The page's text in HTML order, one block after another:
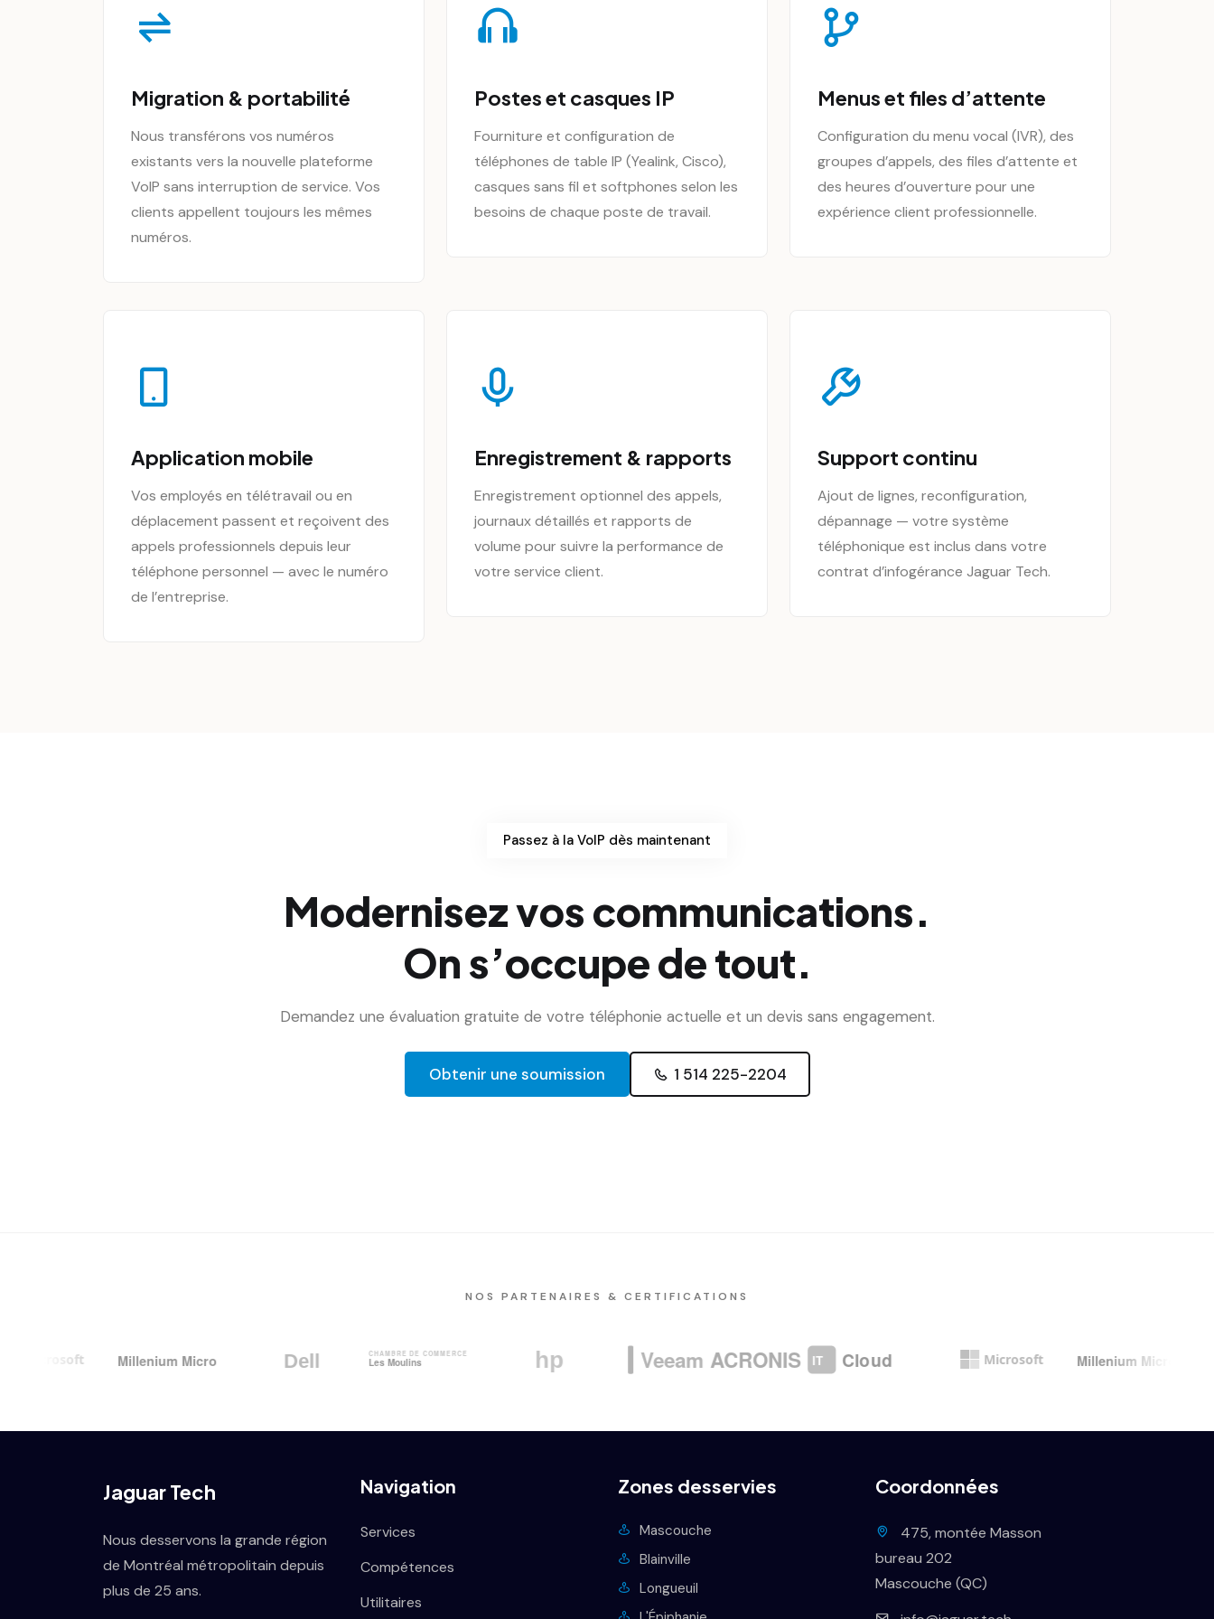
Migration & portabilité
Nous transférons vos numéros
existants vers la nouvelle plateforme
VoIP sans interruption de service. Vos
clients appellent toujours les mêmes
numéros.
Postes et casques IP
Fourniture et configuration de
téléphones de table IP (Yealink, Cisco),
casques sans fil et softphones selon les
besoins de chaque poste de travail.
Menus et files d’attente
Configuration du menu vocal (IVR), des
groupes d’appels, des files d’attente et
des heures d’ouverture pour une
expérience client professionnelle.
Application mobile
Vos employés en télétravail ou en
déplacement passent et reçoivent des
appels professionnels depuis leur
téléphone personnel — avec le numéro
de l’entreprise.
Enregistrement & rapports
Enregistrement optionnel des appels,
journaux détaillés et rapports de
volume pour suivre la performance de
votre service client.
Support continu
Ajout de lignes, reconfiguration,
dépannage — votre système
téléphonique est inclus dans votre
contrat d’infogérance Jaguar Tech.
Passez à la VoIP dès maintenant
Modernisez vos communications.
On s’occupe de tout.
Demandez une évaluation gratuite de votre téléphonie actuelle et un devis sans engagement.
Obtenir une soumission 1 514 225-2204
NOS PARTENAIRES & CERTIFICATIONS
Jaguar Tech
Nous desservons la grande région
de Montréal métropolitain depuis
plus de 25 ans.
Navigation
Services
Compétences
Utilitaires
Zones desservies
Mascouche
Blainville
Longueuil
Coordonnées
475, montée Masson
bureau 202
Mascouche (QC)